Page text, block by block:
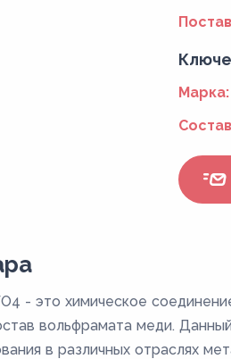
Марка:
- это химическое
вольфрамата меди.
в различных отраслях